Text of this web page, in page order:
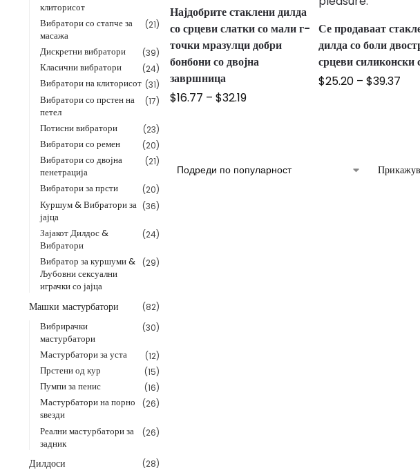
Најдобрите стаклени дилда
со срцеви слатки со мали г-
точки мразулци добри
бонбони со двојна
завршница
$16.77 – $32.19
Се продаваат
дилда со боли
срцеви силиконски
$25.20 – $39.37
клиторисот
Вибратори со стапче за
масажа
(21)
Дискретни вибратори (39)
Класични вибратори (24)
Вибратори на клиторисот (31)
Вибратори со прстен на
петел
(17)
Потисни вибратори (23)
Вибратори со ремен (20)
Вибратори со двојна
пенетрација
(21)
Вибратори за прсти (20)
Куршум & Вибратори за
јајца
(36)
Зајакот Дилдос &
Вибратори
(24)
Вибратор за куршуми &
Љубовни сексуални
играчки со јајца
(29)
Машки мастурбатори (82)
Вибрирачки
мастурбатори
(30)
Мастурбатори за уста (12)
Прстени од кур (15)
Пумпи за пенис (16)
Мастурбатори на порно
ѕвезди
(26)
Реални мастурбатори за
задник
(26)
Дилдоси (28)